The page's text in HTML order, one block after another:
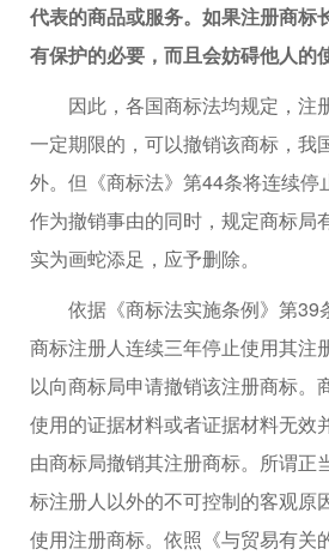
代表的商品或服务。如果注册商标
有保护的必要，而且会妨碍他人的
因此，各国商标法均规定，注
一定期限的，可以撤销该商标，我
外。但《商标法》第44条将连续停
作为撤销事由的同时，规定商标局
实为画蛇添足，应予删除。
依据《商标法实施条例》第39
商标注册人连续三年停止使用其注
以向商标局申请撤销该注册商标。
使用的证据材料或者证据材料无效
由商标局撤销其注册商标。所谓正
标注册人以外的不可控制的客观原
使用注册商标。依照《与贸易有关